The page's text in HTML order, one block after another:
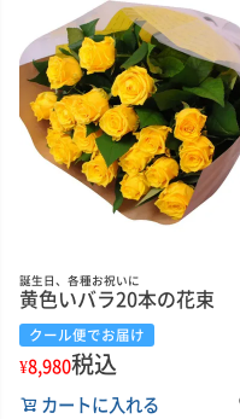
誕生日、各種お祝いに
黄色いバラ20本の花束
クール便でお届け
¥8,980税込
カートに入れる